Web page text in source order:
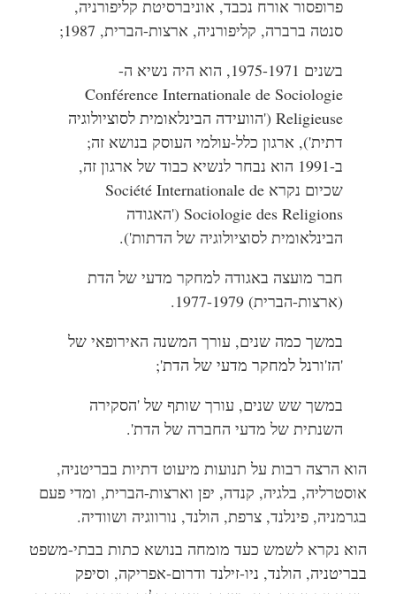
פרופסור אורח נכבד, אוניברסיטת קליפורניה,
סנטה ברברה, קליפורניה, ארצות-הברית, 1987;
בשנים 1975-1971, הוא היה נשיא ה-
Conférence Internationale de Sociologie
Religieuse ('הוועידה הבינלאומית לסוציולוגיה
דתית'), ארגון כלל-עולמי העוסק בנושא זה;
ב-1991 הוא נבחר לנשיא כבוד של ארגון זה,
שכיום נקרא Société Internationale de
Sociologie des Religions ('האגודה
הבינלאומית לסוציולוגיה של הדתות').
חבר מועצה באגודה למחקר מדעי של הדת
(ארצות-הברית)1977-1979.
במשך כמה שנים, עורך המשנה האירופאי של
'הז'ורנל למחקר מדעי של הדת';
במשך שש שנים, עורך שותף של 'הסקירה
השנתית של מדעי החברה של הדת'.
הוא הרצה רבות על תנועות מיעוט דתיות בבריטניה,
אוסטרליה, בלגיה, קנדה, יפן וארצות-הברית, ומדי פעם
בגרמניה, פינלנד, צרפת, הולנד, נורווגיה ושוודיה.
הוא נקרא לשמש כעד מומחה בנושא כתות בבתי-משפט
בבריטניה, הולנד, ניו-זילנד ודרום-אפריקה, וסיפק